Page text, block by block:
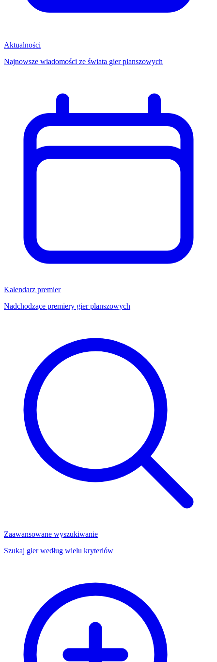
Aktualności
Najnowsze wiadomości ze świata gier planszowych
Kalendarz premier
Nadchodzące premiery gier planszowych
Zaawansowane wyszukiwanie
Szukaj gier według wielu kryteriów